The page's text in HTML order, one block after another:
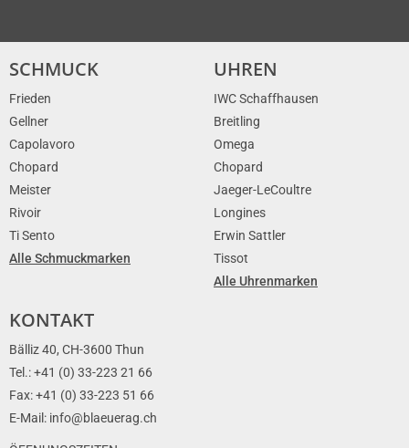
SCHMUCK
Frieden
Gellner
Capolavoro
Chopard
Meister
Rivoir
Ti Sento
Alle Schmuckmarken
UHREN
IWC Schaffhausen
Breitling
Omega
Chopard
Jaeger-LeCoultre
Longines
Erwin Sattler
Tissot
Alle Uhrenmarken
KONTAKT
Bälliz 40, CH-3600 Thun
Tel.: +41 (0) 33-223 21 66
Fax: +41 (0) 33-223 51 66
E-Mail: info@blaeuerag.ch